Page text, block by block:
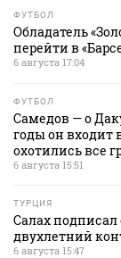
ФУТБОЛ
Обладатель
перейти в
6 августа 17:04
ФУТБОЛ
Самедов — о
годы он входит
охотились все
6 августа 15:51
ТУРЦИЯ
Салах подписал
двухлетний
6 августа 15:47